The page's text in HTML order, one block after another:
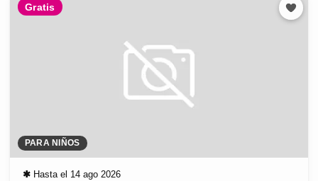
Gratis
PARA NIÑOS
✱ Hasta el 14 ago 2026